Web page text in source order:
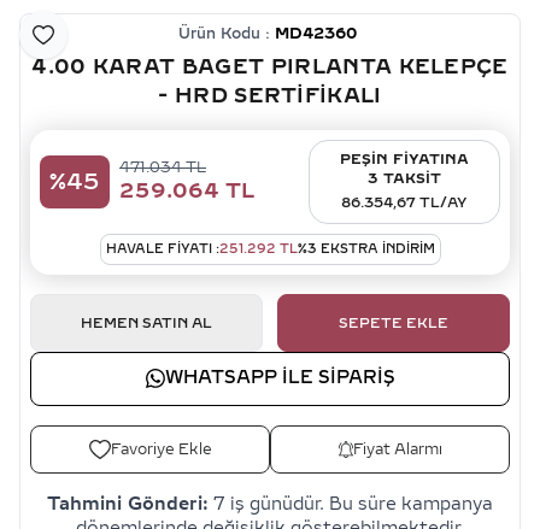
Favoriye Ekle
Ürün Kodu : MD42360
4.00 KARAT BAGET PIRLANTA KELEPÇE
- HRD SERTIFIKALI
%45
471.034TL
259.064 TL
PEŞİN FİYATINA
3 TAKSİT
86.354,67 TL/AY
HAVALE FIYATI :251.292 TL%3 EKSTRA İNDİRİM
HEMEN SATIN AL SEPETE EKLE
WHATSAPP ILE SIPARIŞ
Favoriye Ekle Fiyat Alarmı
Tahmini Gönderi: 7 iş günüdür. Bu süre kampanya